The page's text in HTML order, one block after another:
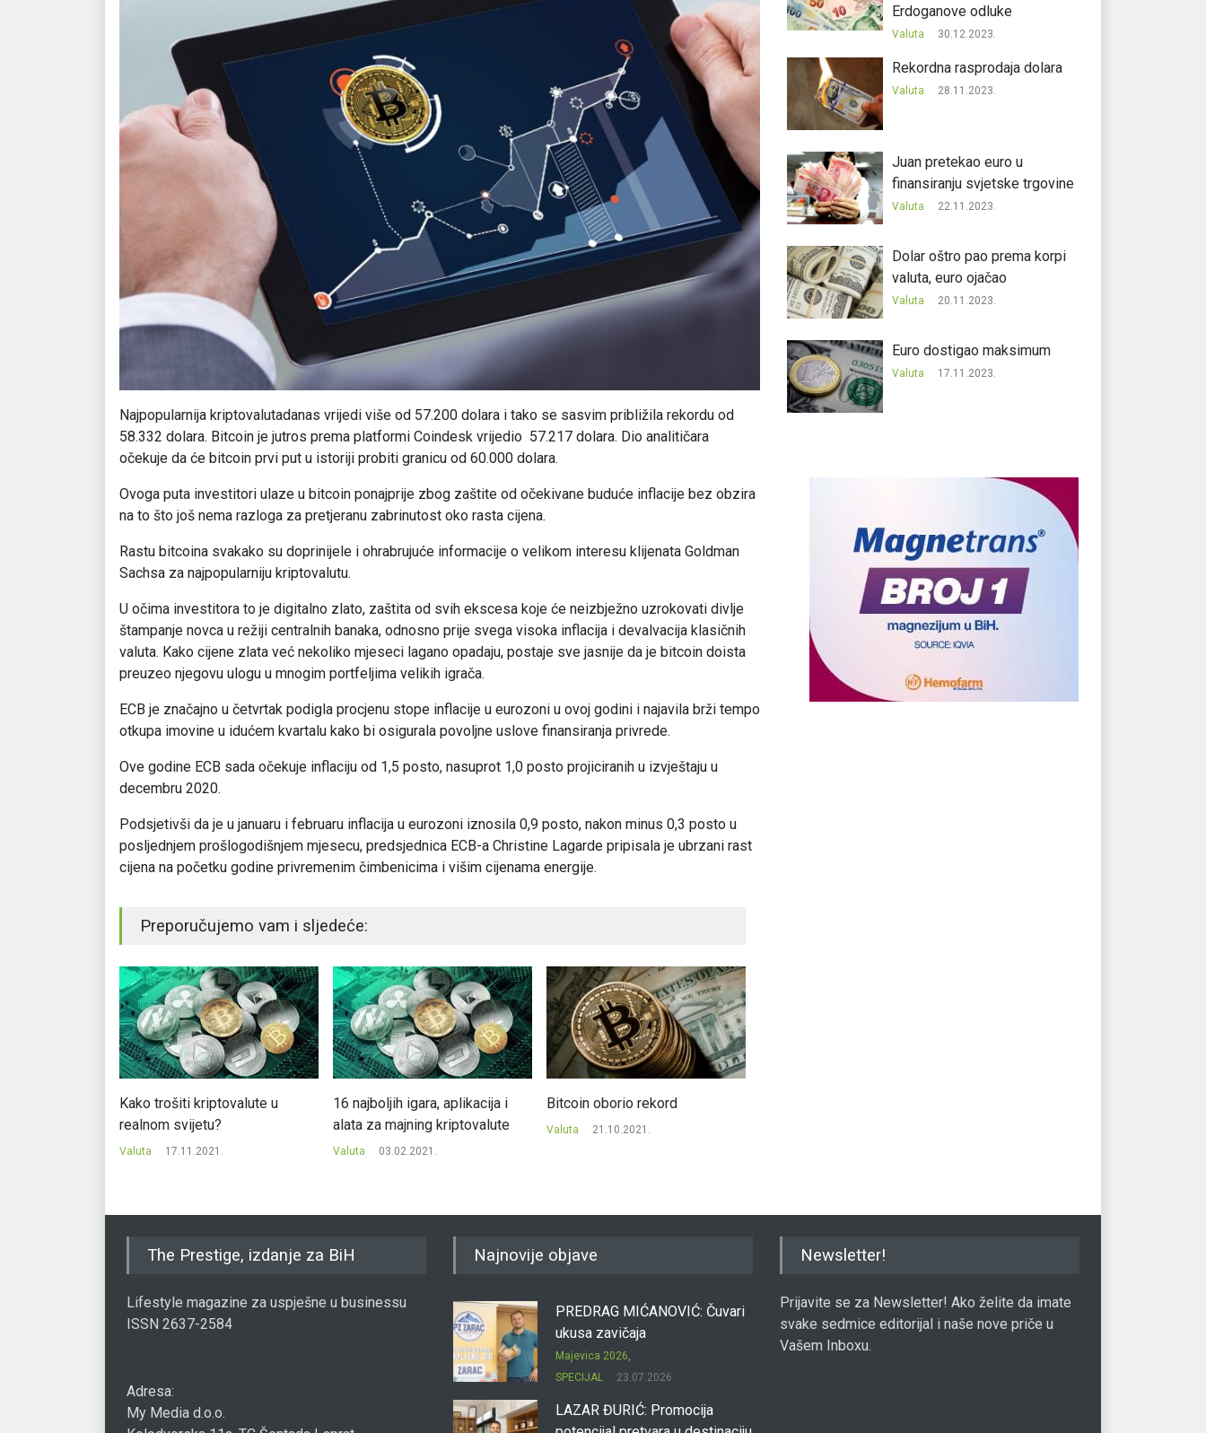
Najpopularnija kriptovalutadanas vrijedi više od 57.200 dolara i tako se sasvim približila rekordu od
58.332 dolara. Bitcoin je jutros prema platformi Coindesk vrijedio 57.217 dolara. Dio analitičara
očekuje da će bitcoin prvi put u istoriji probiti granicu od 60.000 dolara.
Ovoga puta investitori ulaze u bitcoin ponajprije zbog zaštite od očekivane buduće inflacije bez obzira
na to što još nema razloga za pretjeranu zabrinutost oko rasta cijena.
Rastu bitcoina svakako su doprinijele i ohrabrujuće informacije o velikom interesu klijenata Goldman
Sachsa za najpopularniju kriptovalutu.
U očima investitora to je digitalno zlato, zaštita od svih ekscesa koje će neizbježno uzrokovati divlje
štampanje novca u režiji centralnih banaka, odnosno prije svega visoka inflacija i devalvacija klasičnih
valuta. Kako cijene zlata već nekoliko mjeseci lagano opadaju, postaje sve jasnije da je bitcoin doista
preuzeo njegovu ulogu u mnogim portfeljima velikih igrača.
ECB je značajno u četvrtak podigla procjenu stope inflacije u eurozoni u ovoj godini i najavila brži tempo
otkupa imovine u idućem kvartalu kako bi osigurala povoljne uslove finansiranja privrede.
Ove godine ECB sada očekuje inflaciju od 1,5 posto, nasuprot 1,0 posto projiciranih u izvještaju u
decembru 2020.
Podsjetivši da je u januaru i februaru inflacija u eurozoni iznosila 0,9 posto, nakon minus 0,3 posto u
posljednjem prošlogodišnjem mjesecu, predsjednica ECB-a Christine Lagarde pripisala je ubrzani rast
cijena na početku godine privremenim čimbenicima i višim cijenama energije.
Preporučujemo vam i sljedeće:
Kako trošiti kriptovalute u
realnom svijetu?
Valuta 17.11.2021.
16 najboljih igara, aplikacija i
alata za majning kriptovalute
Valuta 03.02.2021.
Bitcoin oborio rekord
Valuta 21.10.2021.
Erdoganove odluke
Valuta 30.12.2023.
Rekordna rasprodaja dolara
Valuta 28.11.2023.
Juan pretekao euro u
finansiranju svjetske trgovine
Valuta 22.11.2023.
Dolar oštro pao prema korpi
valuta, euro ojačao
Valuta 20.11.2023.
Еuro dostigao maksimum
Valuta 17.11.2023.
The Prestige, izdanje za BiH
Lifestyle magazine za uspješne u businessu
ISSN 2637-2584
Adresa:
My Media d.o.o.
Najnovije objave
PREDRAG MIĆANOVIĆ: Čuvari
ukusa zavičaja
Majevica 2026
SPECIJAL
23.07.2026.
LAZAR ĐURIĆ: Promocija
Newsletter!
Prijavite se za Newsletter! Ako želite da imate
svake sedmice editorijal i naše nove priče u
Vašem Inboxu.